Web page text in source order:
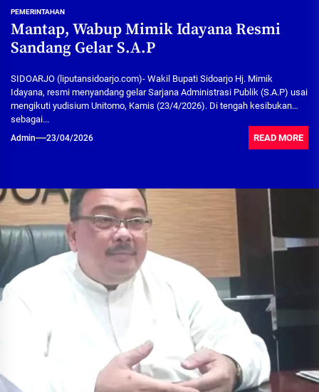
PEMERINTAHAN
Mantap, Wabup Mimik Idayana Resmi
Sandang Gelar S.A.P
SIDOARJO (liputansidoarjo.com)- Wakil Bupati Sidoarjo Hj. Mimik
Idayana, resmi menyandang gelar Sarjana Administrasi Publik (S.A.P) usai
mengikuti yudisium Unitomo, Kamis (23/4/2026). Di tengah kesibukan
sebagai...
Admin 23/04/2026 READ MORE